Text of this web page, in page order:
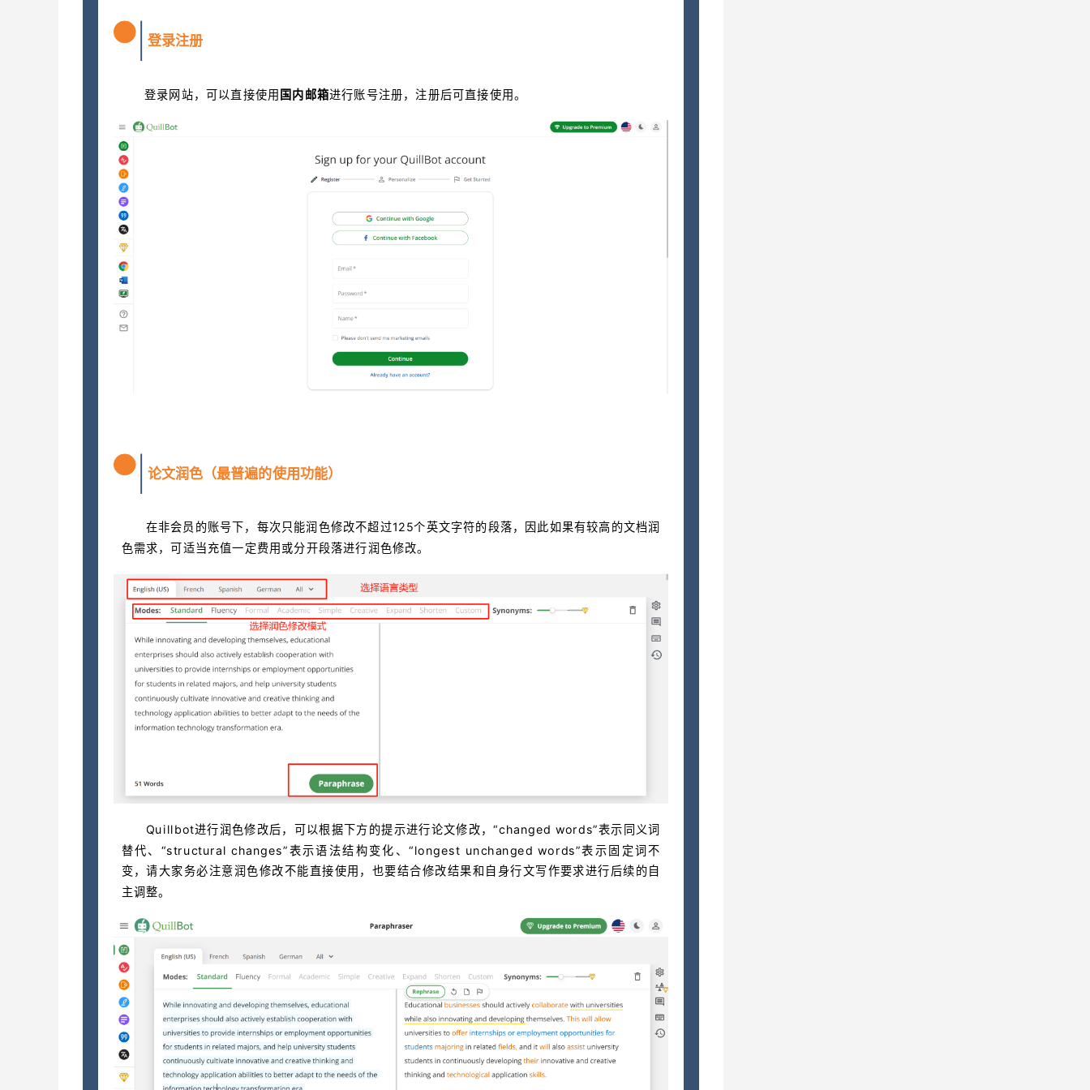
1 登录注册
登录网站，可以直接使用 国内邮箱进行账号注册，注册后可直接使用。
2 论文润色（最普遍的使用功能）
在非会员的账号下，每次只能润色修改不超过125个英文字符的段落，因此如果有较高的文档润
色需求，可适当充值一定费用或分开段落进行润色修改。
Quillbot进行润色修改后，可以根据下方的提示进行论文修改，“changed words”表示同义词
替代、“structural changes”表示语法结构变化、“longest unchanged words”表示固定词不
变，请大家务必注意润色修改不能直接使用，也要结合修改结果和自身行文写作要求进行后续的自
主调整。